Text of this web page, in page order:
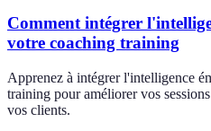
Comment intégrer
votre coaching training
Apprenez à intégrer l'intelligence
training pour améliorer vos
vos clients.